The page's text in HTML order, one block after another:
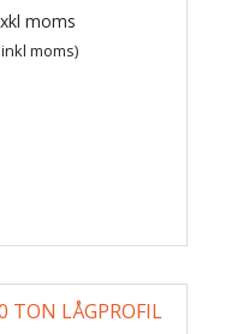
priset var: 11 558
nuvarande priset är: 9
moms
inkl moms)